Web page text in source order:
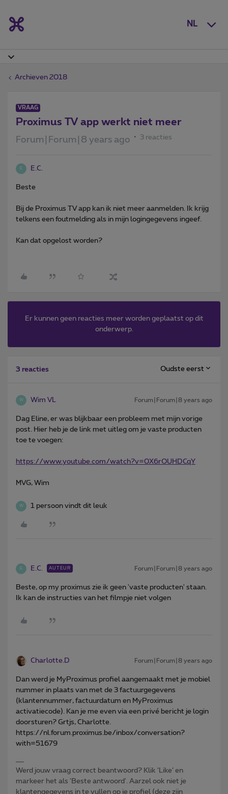
NL
Archieven 2018
VRAAG
Proximus TV app werkt niet meer
Forum|Forum|8 years ago 3 reacties
E E.C.
Beste
Bij de Proximus TV app kan ik niet meer aanmelden. Ik krijg
telkens een foutmelding als in mijn logingegevens ingeef.
Kan dat opgelost worden?
Er kunnen geen reacties meer worden geplaatst op dit
onderwerp.
3 reacties Oudste eerst
W Wim VL Forum|Forum|8 years ago
Dag Eline, er was blijkbaar een probleem met mijn vorige
post. Hier heb je de link met uitleg om je vaste producten
toe te voegen:
https://www.youtube.com/watch?v=0X6rOUHDCqY
MVG, Wim
W 1 persoon vindt dit leuk
E E.C. AUTEUR Forum|Forum|8 years ago
Beste, op my proximus zie ik geen 'vaste producten' staan.
Ik kan de instructies van het filmpje niet volgen
Charlotte.D Forum|Forum|8 years ago
Dan werd je MyProximus profiel aangemaakt met je mobiel
nummer in plaats van met de 3 factuurgegevens
(klantennummer, factuurdatum en MyProximus
activatiecode). Kan je me even via een privé bericht je login
doorsturen? Grtjs, Charlotte.
https://nl.forum.proximus.be/inbox/conversation?
with=51679
Werd jouw vraag correct beantwoord? Klik ‘Like’ en
markeer het als 'Beste antwoord'. Aarzel ook niet je
klantengegevens in te vullen op je profiel (deze zijn